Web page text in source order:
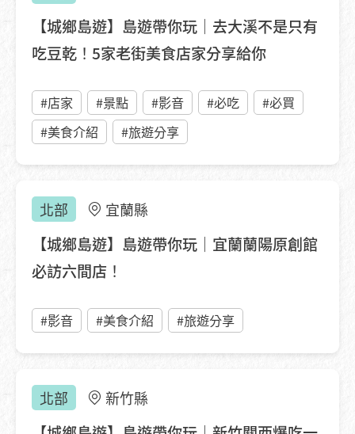
【城鄉島遊】島遊帶你玩｜去大溪不是只有
吃豆乾！5家老街美食店家分享給你
#店家 #景點 #影音 #必吃
#必買
#美食介紹
#旅遊分享
北部 宜蘭縣
【城鄉島遊】島遊帶你玩｜宜蘭蘭陽原創館
必訪六間店！
#影音 #美食介紹 #旅遊分享
北部 新竹縣